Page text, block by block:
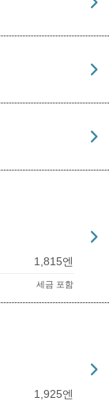
1,815엔
세금 포함
1,925엔